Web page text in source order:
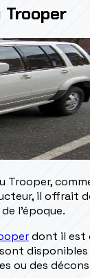
Trooper
Trooper,
il
l'époque.
dont il est
ou des